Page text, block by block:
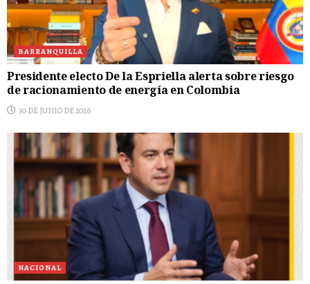
BARRANQUILLA
Presidente electo De la Espriella alerta sobre riesgo
de racionamiento de energía en Colombia
30 DE JUNIO DE 2026
NACIONAL